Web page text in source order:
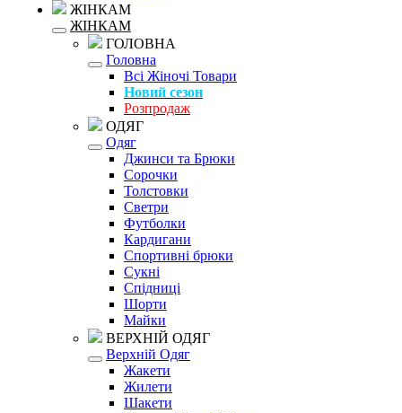
ЖІНКАМ
ЖІНКАМ
ГОЛОВНА
Головна
Всі Жіночі Товари
Новий сезон
Розпродаж
ОДЯГ
Одяг
Джинси та Брюки
Сорочки
Толстовки
Светри
Футболки
Кардигани
Спортивні брюки
Сукні
Спідниці
Шорти
Майки
ВЕРХНІЙ ОДЯГ
Верхній Одяг
Жакети
Жилети
Шакети